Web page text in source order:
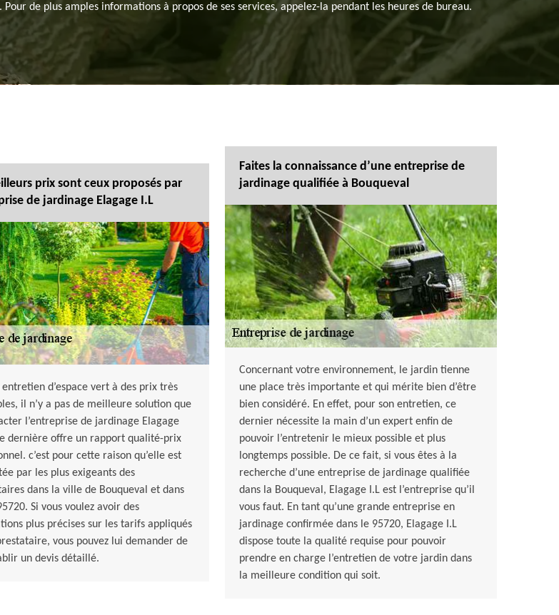
de plus amples informations à propos de ses services, appelez-la pendant les heures de bureau.
prix sont ceux proposés par
de jardinage Elagage I.L
entretien d’espace vert à des prix très
il n’y a pas de meilleure solution que
l’entreprise de jardinage Elagage
dernière offre un rapport qualité-prix
c’est pour cette raison qu’elle est
par les plus exigeants des
dans la ville de Bouqueval et dans
Si vous voulez avoir des
plus précises sur les tarifs appliqués
vous pouvez lui demander de
un devis détaillé.
Faites la connaissance d’une entreprise de
jardinage qualifiée à Bouqueval
Concernant votre environnement, le jardin tienne
une place très importante et qui mérite bien d’être
bien considéré. En effet, pour son entretien, ce
dernier nécessite la main d’un expert enfin de
pouvoir l’entretenir le mieux possible et plus
longtemps possible. De ce fait, si vous êtes à la
recherche d’une entreprise de jardinage qualifiée
dans la Bouqueval, Elagage I.L est l’entreprise qu’il
vous faut. En tant qu’une grande entreprise en
jardinage confirmée dans le 95720, Elagage I.L
dispose toute la qualité requise pour pouvoir
prendre en charge l’entretien de votre jardin dans
la meilleure condition qui soit.